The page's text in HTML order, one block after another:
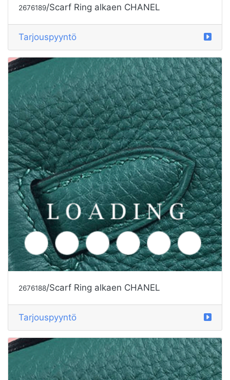
2676189/Scarf Ring alkaen CHANEL
Tarjouspyyntö
2676188/Scarf Ring alkaen CHANEL
Tarjouspyyntö